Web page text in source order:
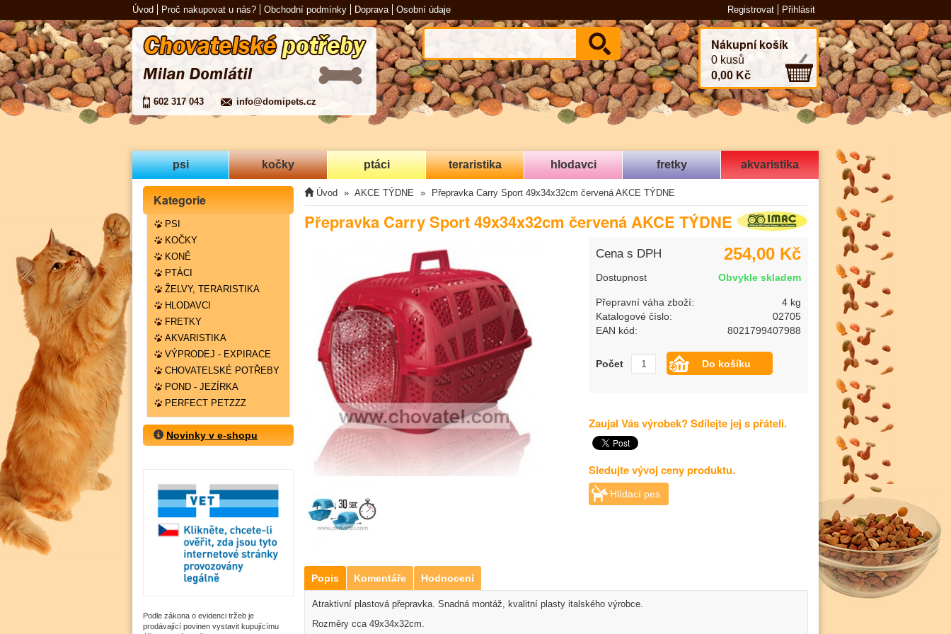
Registrovat Přihlásit
Úvod Proč nakupovat u nás? Obchodní podmínky Doprava Osobní údaje
602 317 043 info@domipets.cz
Nákupní košík
0 kusů
0,00 Kč
psi kočky ptáci teraristika hlodavci fretky akvaristika
Kategorie
PSI
KOČKY
KONĚ
PTÁCI
ŽELVY, TERARISTIKA
HLODAVCI
FRETKY
AKVARISTIKA
VÝPRODEJ - EXPIRACE
CHOVATELSKÉ POTŘEBY
POND - JEZÍRKA
PERFECT PETZZZ
Novinky v e-shopu
Podle zákona o evidenci tržeb je
prodávající povinen vystavit kupujícímu
Úvod AKCE TÝDNE Přepravka Carry Sport 49x34x32cm červená AKCE TÝDNE
Přepravka Carry Sport 49x34x32cm červená AKCE TÝDNE
Cena s DPH 254,00 Kč
Dostupnost Obvykle skladem
Přepravní váha zboží:
4 kg
Katalogové číslo:
02705
EAN kód:
8021799407988
Počet
Zaujal Vás výrobek? Sdílejte jej s přáteli.
Sledujte vývoj ceny produktu.
Hlídací pes
Popis Komentáře Hodnocení
Atraktivní plastová přepravka. Snadná montáž, kvalitní plasty italského výrobce.
Rozměry cca 49x34x32cm.